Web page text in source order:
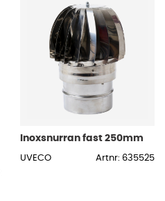
Inoxsnurran fast 250mm
UVECO Artnr: 635525